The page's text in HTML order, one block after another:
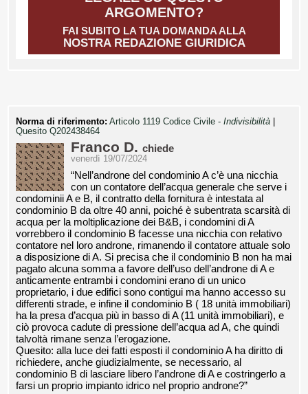
ARGOMENTO?
FAI SUBITO LA TUA DOMANDA ALLA
NOSTRA REDAZIONE GIURIDICA
Norma di riferimento: Articolo 1119 Codice Civile - Indivisibilità
Quesito Q202438464
Franco D. chiede
venerdì 19/07/2024
“Nell’androne del condominio A c’è una nicchia
con un contatore dell’acqua generale che serve i
condominii A e B, il contratto della fornitura è intestata al
condominio B da oltre 40 anni, poiché è subentrata scarsità di
acqua per la moltiplicazione dei B&B, i condomini di A
vorrebbero il condominio B facesse una nicchia con relativo
contatore nel loro androne, rimanendo il contatore attuale solo
a disposizione di A. Si precisa che il condominio B non ha mai
pagato alcuna somma a favore dell’uso dell’androne di A e
anticamente entrambi i condomini erano di un unico
proprietario, i due edifici sono contigui ma hanno accesso su
differenti strade, e infine il condominio B ( 18 unità immobiliari)
ha la presa d’acqua più in basso di A (11 unità immobiliari), e
ciò provoca cadute di pressione dell’acqua ad A, che quindi
talvoltà rimane senza l’erogazione.
Quesito: alla luce dei fatti esposti il condominio A ha diritto di
richiedere, anche giudizialmente, se necessario, al
condominio B di lasciare libero l’androne di A e costringerlo a
farsi un proprio impianto idrico nel proprio androne?”